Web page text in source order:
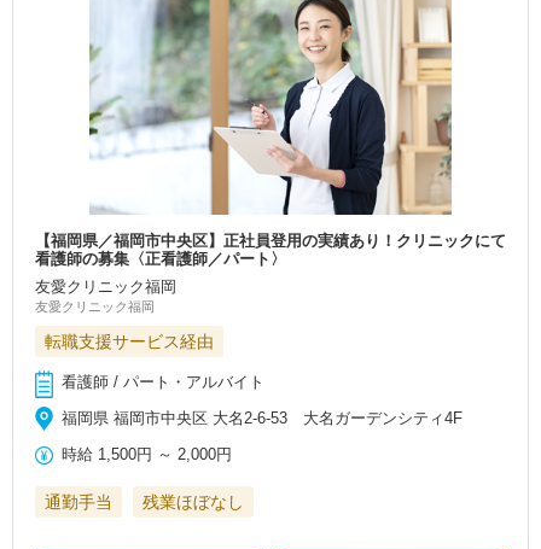
【福岡県／福岡市中央区】正社員登用の実績あり！クリニックにて
看護師の募集〈正看護師／パート〉
友愛クリニック福岡
友愛クリニック福岡
転職支援サービス経由
看護師 / パート・アルバイト
福岡県 福岡市中央区 大名2-6-53 大名ガーデンシティ4F
時給 1,500円 ～ 2,000円
通勤手当 残業ほぼなし